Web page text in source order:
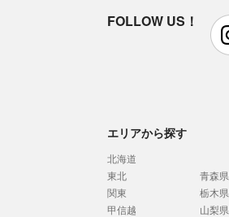
FOLLOW US！
エリアから探す
北海道
東北
青森県
関東
栃木県
甲信越
山梨県